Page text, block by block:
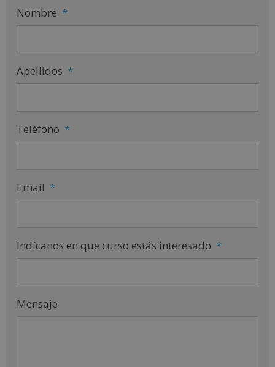
Nombre *
Apellidos *
Teléfono *
Email *
Indícanos en que curso estás interesado *
Mensaje